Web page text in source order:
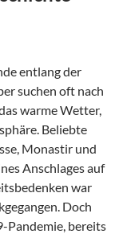
entlang der
suchen oft nach
warme Wetter,
Beliebte
Monastir und
Anschlages auf
war
Doch
Pandemie, bereits